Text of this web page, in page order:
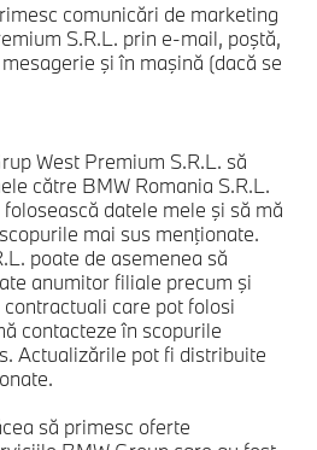
comunicări de marketing
S.R.L. prin e-mail, poştă,
şi în maşină (dacă se
West Premium S.R.L. să
către BMW Romania S.R.L.
datele mele şi să mă
mai sus menţionate.
poate de asemenea să
anumitor filiale precum şi
care pot folosi
contacteze în scopurile
Actualizările pot fi distribuite
să primesc oferte